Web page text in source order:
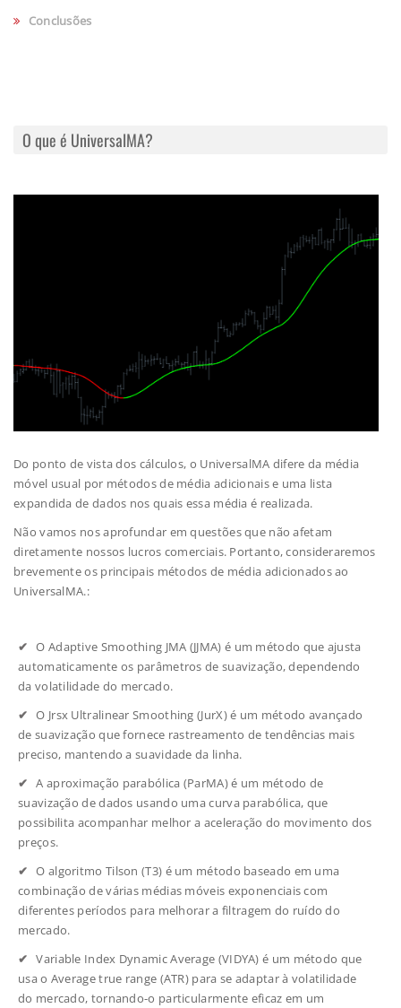
Conclusões
O que é UniversalMA?
Do ponto de vista dos cálculos, o UniversalMA difere da média
móvel usual por métodos de média adicionais e uma lista
expandida de dados nos quais essa média é realizada.
Não vamos nos aprofundar em questões que não afetam
diretamente nossos lucros comerciais. Portanto, consideraremos
brevemente os principais métodos de média adicionados ao
UniversalMA.:
O Adaptive Smoothing JMA (JJMA) é um método que ajusta
automaticamente os parâmetros de suavização, dependendo
da volatilidade do mercado.
O Jrsx Ultralinear Smoothing (JurX) é um método avançado
de suavização que fornece rastreamento de tendências mais
preciso, mantendo a suavidade da linha.
A aproximação parabólica (ParMA) é um método de
suavização de dados usando uma curva parabólica, que
possibilita acompanhar melhor a aceleração do movimento dos
preços.
O algoritmo Tilson (T3) é um método baseado em uma
combinação de várias médias móveis exponenciais com
diferentes períodos para melhorar a filtragem do ruído do
mercado.
Variable Index Dynamic Average (VIDYA) é um método que
usa o Average true range (ATR) para se adaptar à volatilidade
do mercado, tornando-o particularmente eficaz em um